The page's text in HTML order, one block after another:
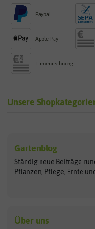
Paypal
Apple Pay
Firmenrechnung
Unsere
Exotische Samen
Gemüsesamen
Gründünger
Kräutersamen
Arche Noah
ASB Greenworld
Benary
Gartenblog
Ständig neue Beiträge
Pflanzen, Pflege, Ernte
Über uns